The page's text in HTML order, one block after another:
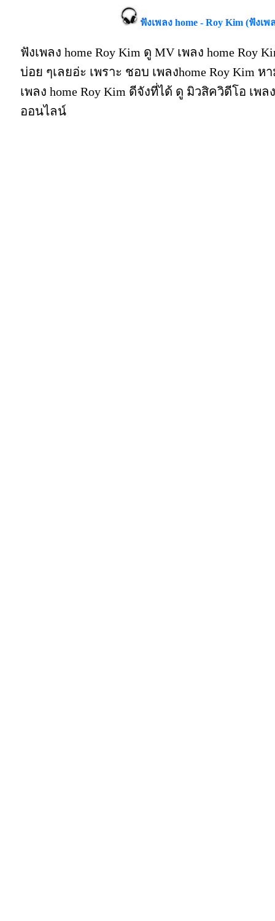
ฟังเพลง home - Roy Kim (ฟังเพ
ฟังเพลง home Roy Kim ดู MV เพลง home Roy
บ่อย ๆเลยอ่ะ เพราะ ชอบ เพลงhome Roy Kim
เพลง home Roy Kim ดีจังที่ได้ ดู มิวสิควิดีโอ เพล
ออนไลน์